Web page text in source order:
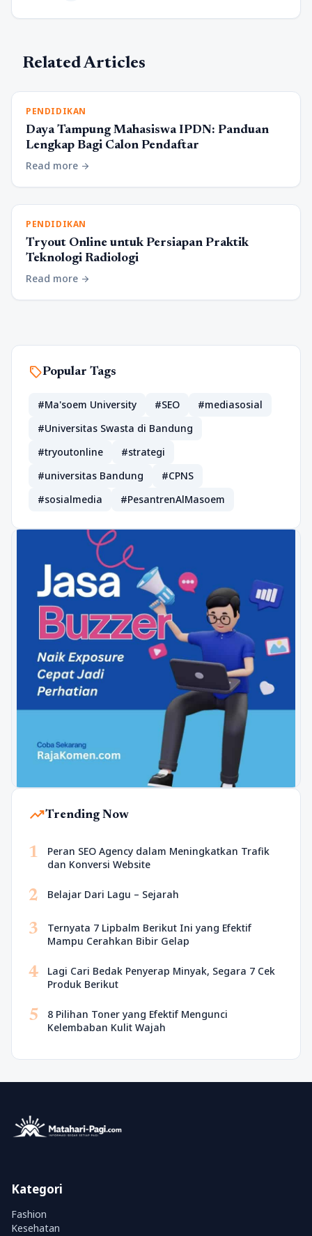
Related Articles
PENDIDIKAN
Daya Tampung Mahasiswa IPDN: Panduan
Lengkap Bagi Calon Pendaftar
Read more arrow_forward
PENDIDIKAN
Tryout Online untuk Persiapan Praktik
Teknologi Radiologi
Read more arrow_forward
sellPopular Tags
#Ma'soem University #SEO
#mediasosial
#Universitas Swasta di Bandung
#tryoutonline
#strategi
#universitas Bandung
#CPNS
#sosialmedia
#PesantrenAlMasoem
trending_upTrending Now
1
Peran SEO Agency dalam Meningkatkan Trafik
dan Konversi Website
2 Belajar Dari Lagu – Sejarah
3
Ternyata 7 Lipbalm Berikut Ini yang Efektif
Mampu Cerahkan Bibir Gelap
4
Lagi Cari Bedak Penyerap Minyak, Segara 7 Cek
Produk Berikut
5
8 Pilihan Toner yang Efektif Mengunci
Kelembaban Kulit Wajah
Kategori
Fashion
Kesehatan